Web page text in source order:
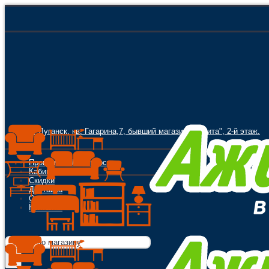
г. Луганск, кв. Гагарина,7, бывший магазин "Орбита", 2-й этаж.
Программа Лояльности
Кабинет
Скидки
Доставка
Оплата
Контакты